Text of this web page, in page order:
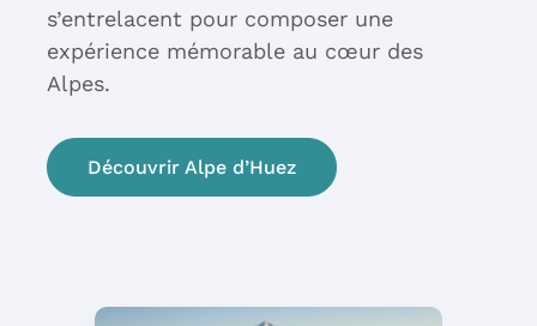
s’entrelacent pour composer une
expérience mémorable au cœur des
Alpes.
Découvrir Alpe d’Huez